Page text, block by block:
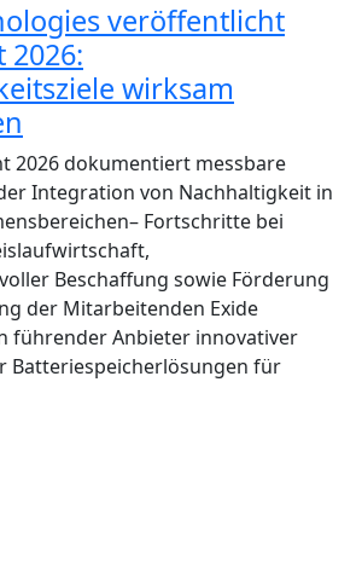
veröffentlicht
2026:
wirksam
2026 dokumentiert messbare
Integration von Nachhaltigkeit in
Fortschritte bei
Beschaffung sowie Förderung
der Mitarbeitenden Exide
führender Anbieter innovativer
Batteriespeicherlösungen für